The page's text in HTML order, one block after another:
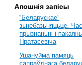
Апошнія запісы
“Беларускае”
зьнебазьняцьце.
прызнаньні і
Пратасевіча
Ушануйма памяць
сапраўднага